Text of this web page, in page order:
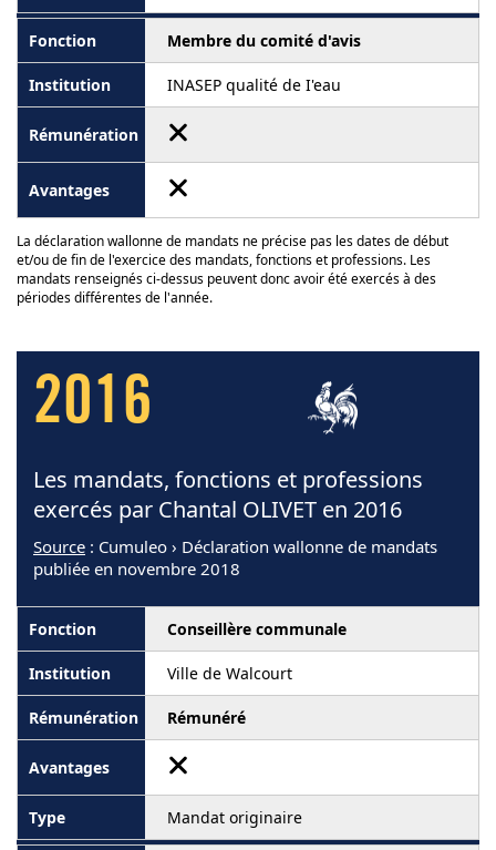
Membre du comité d'avis
INASEP qualité de I'eau
La déclaration wallonne de mandats ne précise pas les dates de début
et/ou de fin de l'exercice des mandats, fonctions et professions. Les
mandats renseignés ci-dessus peuvent donc avoir été exercés à des
périodes différentes de l'année.
2016
Les mandats, fonctions et professions
exercés par Chantal OLIVET en 2016
Source : Cumuleo › Déclaration wallonne de mandats
publiée en novembre 2018
Conseillère communale
Ville de Walcourt
Rémunéré
Mandat originaire